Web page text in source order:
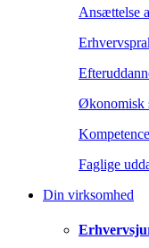
Ansættelse
Økonomisk
Faglige
Din virksomhed